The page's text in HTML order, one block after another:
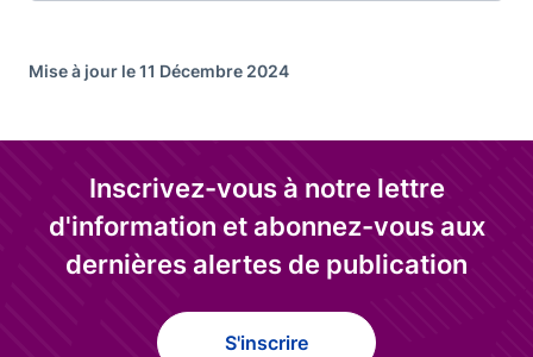
Mise à jour le 11 Décembre 2024
Inscrivez-vous à notre lettre
d'information et abonnez-vous aux
dernières alertes de publication
S'inscrire